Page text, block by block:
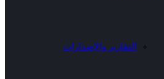
التقارير والإصدارات